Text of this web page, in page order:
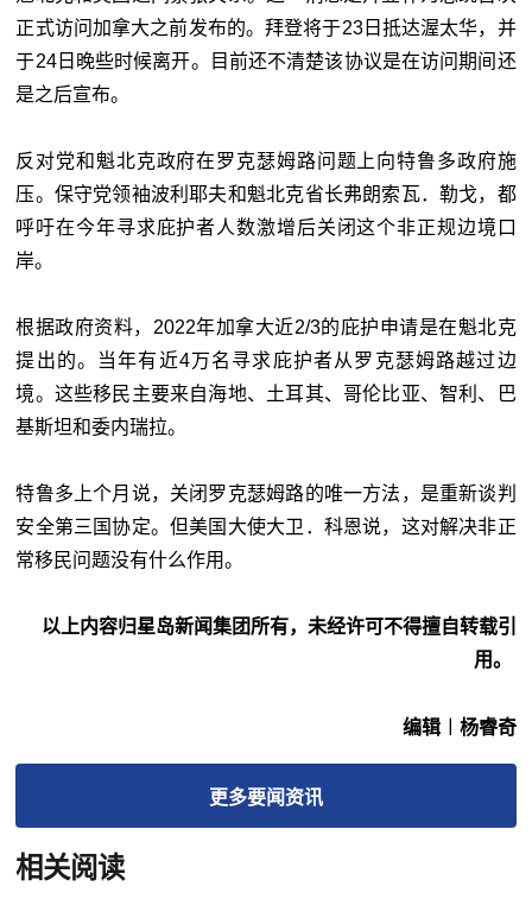
正式访问加拿大之前发布的。拜登将于23日抵达渥太华，并
于24日晚些时候离开。目前还不清楚该协议是在访问期间还
是之后宣布。
反对党和魁北克政府在罗克瑟姆路问题上向特鲁多政府施
压。保守党领袖波利耶夫和魁北克省长弗朗索瓦．勒戈，都
呼吁在今年寻求庇护者人数激增后关闭这个非正规边境口
岸。
根据政府资料，2022年加拿大近2/3的庇护申请是在魁北克
提出的。当年有近4万名寻求庇护者从罗克瑟姆路越过边
境。这些移民主要来自海地、土耳其、哥伦比亚、智利、巴
基斯坦和委内瑞拉。
特鲁多上个月说，关闭罗克瑟姆路的唯一方法，是重新谈判
安全第三国协定。但美国大使大卫．科恩说，这对解决非正
常移民问题没有什么作用。
以上内容归星岛新闻集团所有，未经许可不得擅自转载引
用。
编辑︱杨睿奇
更多要闻资讯
相关阅读